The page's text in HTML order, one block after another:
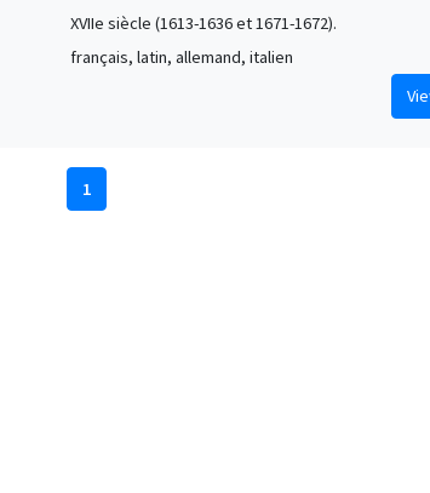
XVIIe siècle (1613-1636 et 1671-1672).
français, latin, allemand, italien
1